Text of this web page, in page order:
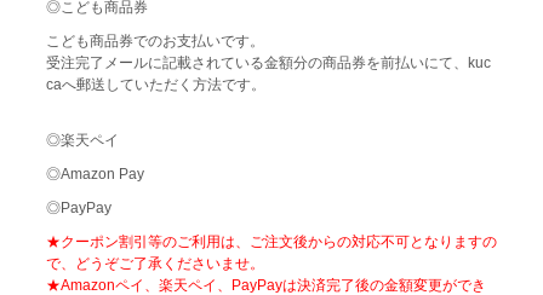
◎こども商品券
こども商品券でのお支払いです。
受注完了メールに記載されている金額分の商品券を前払いにて、kuc
caへ郵送していただく方法です。
◎楽天ペイ
◎Amazon Pay
◎PayPay
★クーポン割引等のご利用は、ご注文後からの対応不可となりますの
で、どうぞご了承くださいませ。
★Amazonペイ、楽天ペイ、PayPayは決済完了後の金額変更ができ